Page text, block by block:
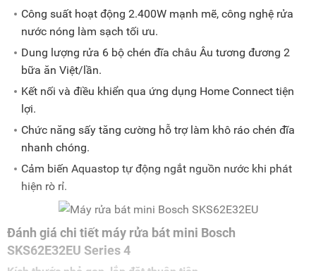
Công suất hoạt động 2.400W mạnh mẽ, công nghệ rửa
nước nóng làm sạch tối ưu.
Dung lượng rửa 6 bộ chén đĩa châu Âu tương đương 2
bữa ăn Việt/lần.
Kết nối và điều khiển qua ứng dụng Home Connect tiện
lợi.
Chức năng sấy tăng cường hỗ trợ làm khô ráo chén đĩa
nhanh chóng.
Cảm biến Aquastop tự động ngắt nguồn nước khi phát
hiện rò rỉ.
Đánh giá chi tiết máy rửa bát mini Bosch
SKS62E32EU Series 4